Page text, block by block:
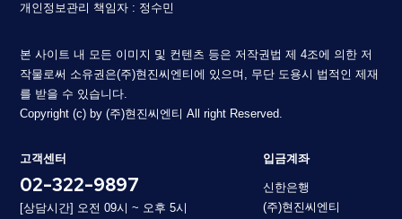
개인정보관리 책임자 : 정수민
본 사이트 내 모든 이미지 및 컨텐츠 등은 저작권법 제 4조에 의한 저
작물로써 소유권은(주)현진씨엔티에 있으며, 무단 도용시 법적인 제재
를 받을 수 있습니다.
Copyright (c) by (주)현진씨엔티 All right Reserved.
고객센터
02-322-9897
[상담시간] 오전 09시 ~ 오후 5시
입금계좌
신한은행
(주)현진씨엔티